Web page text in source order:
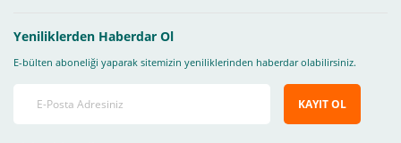
Yeniliklerden Haberdar Ol
E-bülten aboneliği yaparak sitemizin yeniliklerinden haberdar olabilirsiniz.
KAYIT OL